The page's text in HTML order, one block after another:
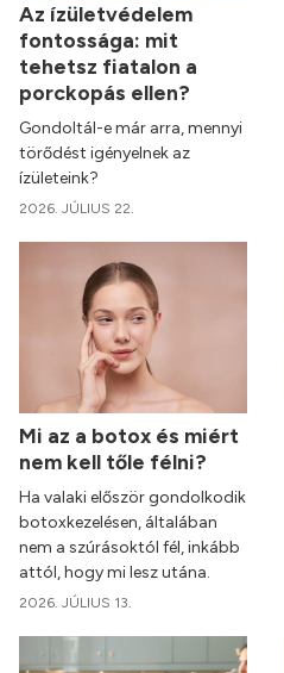
Az ízületvédelem
fontossága: mit
tehetsz fiatalon a
porckopás ellen?
Gondoltál-e már arra, mennyi
törődést igényelnek az
ízületeink?
2026. JÚLIUS 22.
Mi az a botox és miért
nem kell tőle félni?
Ha valaki először gondolkodik
botoxkezelésen, általában
nem a szúrásoktól fél, inkább
attól, hogy mi lesz utána.
2026. JÚLIUS 13.